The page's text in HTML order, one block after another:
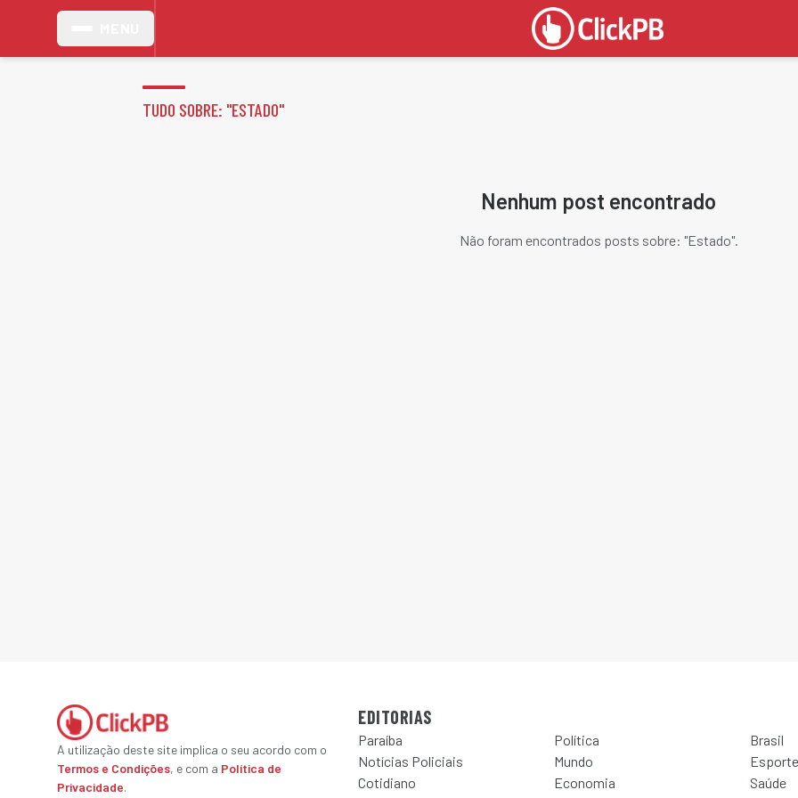
TUDO SOBRE: "ESTADO"
Nenhum post encontrado
Não foram encontrados posts sobre: "Estado".
A utilização deste site implica o seu acordo com o
Termos e Condições, e com a Política de
Privacidade.
EDITORIAS
Paraíba Política
Brasil
Notícias Policiais
Mundo
Esporte
Cotidiano
Economia
Saúde